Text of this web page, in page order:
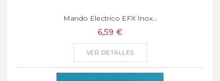
Mando Electrico EFX Inox...
6,59 €
VER DETALLES